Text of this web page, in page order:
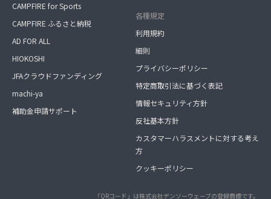
CAMPFIRE for Sports
CAMPFIRE ふるさと納税
AD FOR ALL
HIOKOSHI
JFAクラウドファンディング
machi-ya
補助金申請サポート
各種規定
利用規約
細則
プライバシーポリシー
特定商取引法に基づく表記
情報セキュリティ方針
反社基本方針
カスタマーハラスメントに対する考え
方
クッキーポリシー
「QRコード」は株式会社デンソーウェーブの登録商標です。